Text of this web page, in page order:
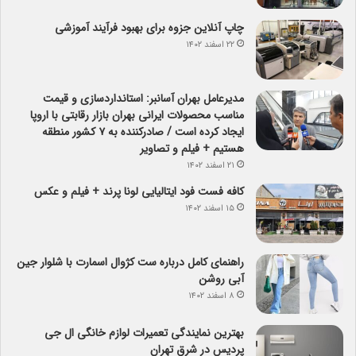
چاپ آنلاین جزوه برای بهبود فرآیند آموزشی
۲۲ اسفند ۱۴۰۲
مدیرعامل بهران آسانبر: استانداردسازی و قیمت
مناسب محصولات ایرانی بهران بازار رقابتی با اروپا
ایجاد کرده است / صادرکننده به ۷ کشور منطقه
هستیم + فیلم و تصاویر
۲۱ اسفند ۱۴۰۲
کافه فست فود ایتالیایی لونا پرند + فیلم و عکس
۱۵ اسفند ۱۴۰۲
راهنمای کامل درباره ست کژوال اسمارت با شلوار جین
آبی روشن
۸ اسفند ۱۴۰۲
بهترین نمایندگی تعمیرات لوازم خانگی ال جی
پردیس در شرق تهران